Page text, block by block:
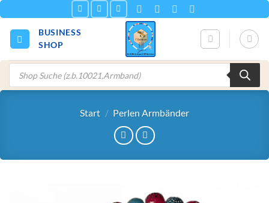
Inhalt
springen
BUSINESS
SHOP
Products
search
Start / Perlen Armbänder